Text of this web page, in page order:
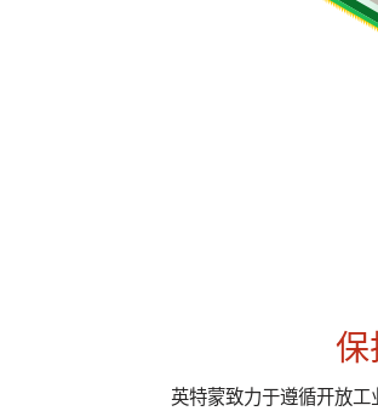
英特蒙致力于遵循开放